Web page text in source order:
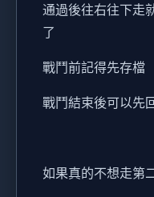
通過後往右往下走
了
戰鬥前記得先存檔
戰鬥結束後可以先
如果真的不想走第